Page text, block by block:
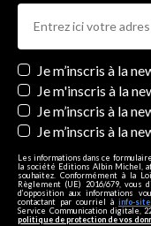
Newsletters
Je m’inscris à la
Je m'inscris à la
Je m’inscris à la
Je m’inscris à la
Les informations dans ce
la société Editions Albin Michel,
souhaitez. Conformément à la
Règlement (UE) 2016/679,
d’opposition aux informations
contactant par courriel à info-
Service Communication digitale,
politique de protection de vos